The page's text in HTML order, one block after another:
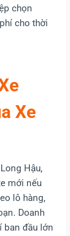
chọn
cho thời
Xe
Hậu,
mới nếu
lô hàng,
Doanh
ban đầu lớn